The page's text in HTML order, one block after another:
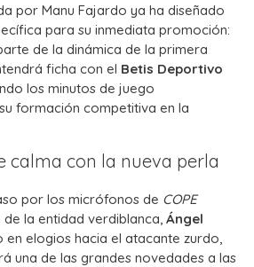
por Manu Fajardo ya ha diseñado
para su inmediata promoción:
de la dinámica de la primera
ficha con el Betis Deportivo
los minutos de juego
formación competitiva en la
calma con la nueva perla
por los micrófonos de COPE
de la entidad verdiblanca, Ángel
en elogios hacia el atacante zurdo,
una de las grandes novedades a las